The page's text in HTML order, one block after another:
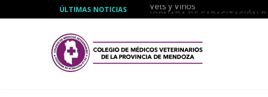
ÚLTIMAS NOTICIAS JORNADA DE CAPACITACIÓN